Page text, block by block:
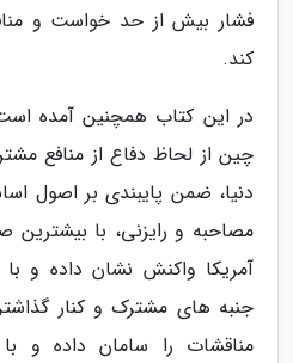
فشار بیش از حد خواست و
کند.
در این کتاب همچنین آمده
چین از لحاظ دفاع از منافع
دنیا، ضمن پایبندی بر اصول
مصاحبه و رایزنی، با
آمریکا واکنش نشان داده و
جنبه های مشترک و کنار
مناقشات را سامان داده و